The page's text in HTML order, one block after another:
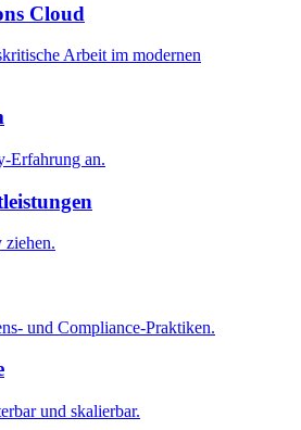
Cloud
Arbeit im modernen
Erfahrung an.
ziehen.
und Compliance-Praktiken.
und skalierbar.